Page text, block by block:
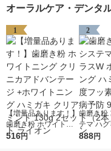
オーラルケア・デンタ
1
【増量品あります！】
歯磨き粉 ホワイトニ
ング クリニカアドバ
516円
2
歯磨き粉
テマ ハ
ホワイト
888円